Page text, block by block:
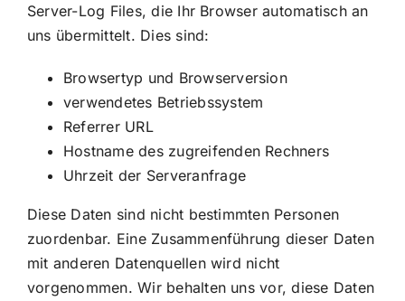
Server-Log Files, die Ihr Browser automatisch an
uns übermittelt. Dies sind:
Browsertyp und Browserversion
verwendetes Betriebssystem
Referrer URL
Hostname des zugreifenden Rechners
Uhrzeit der Serveranfrage
Diese Daten sind nicht bestimmten Personen
zuordenbar. Eine Zusammenführung dieser Daten
mit anderen Datenquellen wird nicht
vorgenommen. Wir behalten uns vor, diese Daten